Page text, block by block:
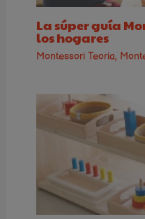
La súper guía
los hogares
Montessori Teoria,